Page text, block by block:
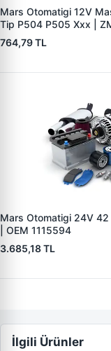
Mars Otomatigi 12V
Tip P504 P505 Xxx |
764,79 TL
Mars Otomatigi 24V
| OEM 1115594
3.685,18 TL
İlgili Ürünler